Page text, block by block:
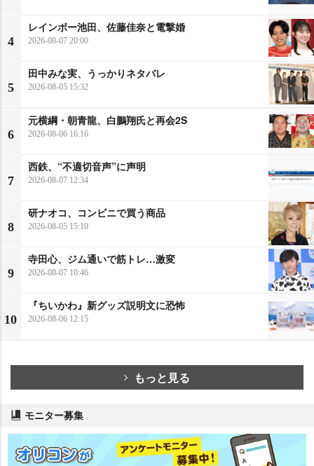
4
レインボー池田、佐藤佳奈と電撃婚
2026-08-07 20:00
5
田中みな実、うっかりネタバレ
2026-08-05 15:32
6
元横綱・朝青龍、白鵬翔氏と再会2S
2026-08-06 16:16
7
西鉄、“不適切音声”に声明
2026-08-07 12:34
8
研ナオコ、コンビニで買う商品
2026-08-05 15:10
9
寺田心、ジム通いで筋トレ…激変
2026-08-07 10:46
10
『ちいかわ』新グッズ説明文に恐怖
2026-08-06 12:15
もっと見る
モニター募集